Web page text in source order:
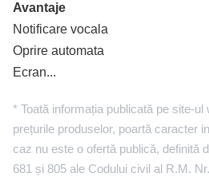
Avantaje
Notificare vocala
Oprire automata
Ecran...
* Toată informația publicată pe site-
prețurile produselor, poartă caracter
caz nu este o ofertă publică, definită
681 și 805 ale Codului civil al R.M.